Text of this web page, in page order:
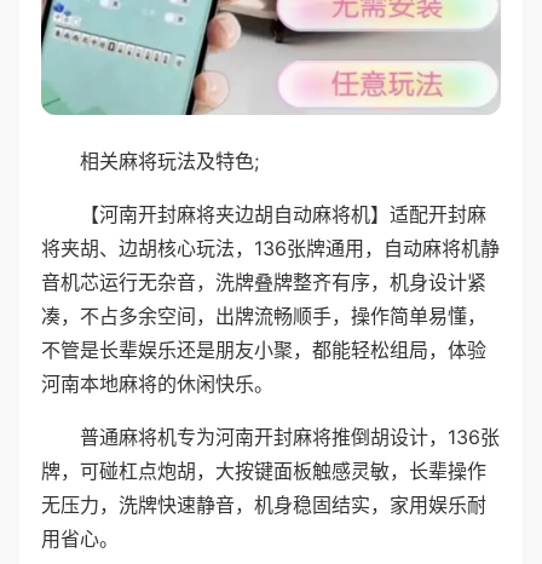
相关麻将玩法及特色;
【河南开封麻将夹边胡自动麻将机】适配开封麻
将夹胡、边胡核心玩法，136张牌通用，自动麻将机静
音机芯运行无杂音，洗牌叠牌整齐有序，机身设计紧
凑，不占多余空间，出牌流畅顺手，操作简单易懂，
不管是长辈娱乐还是朋友小聚，都能轻松组局，体验
河南本地麻将的休闲快乐。
普通麻将机专为河南开封麻将推倒胡设计，136张
牌，可碰杠点炮胡，大按键面板触感灵敏，长辈操作
无压力，洗牌快速静音，机身稳固结实，家用娱乐耐
用省心。